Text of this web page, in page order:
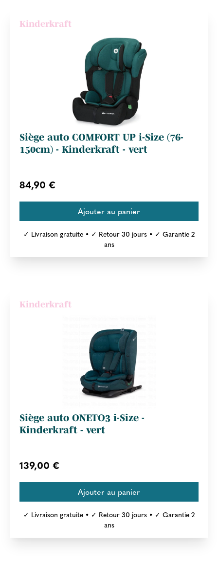
Kinderkraft
Siège auto COMFORT UP i-Size (76-
150cm) - Kinderkraft - vert
84,90 €
✓ Livraison gratuite • ✓ Retour 30 jours • ✓ Garantie 2
ans
Kinderkraft
Siège auto ONETO3 i-Size -
Kinderkraft - vert
139,00 €
✓ Livraison gratuite • ✓ Retour 30 jours • ✓ Garantie 2
ans